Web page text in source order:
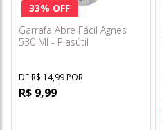
33% OFF
Garrafa Abre Fácil Agnes
530 Ml - Plasútil
DE R$ 14,99 POR
R$ 9,99